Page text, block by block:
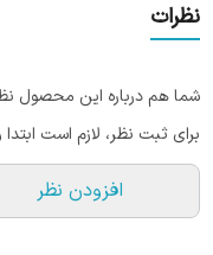
نظرات
شما هم درباره این محصول
برای ثبت نظر، لازم است
افزودن نظر